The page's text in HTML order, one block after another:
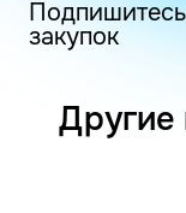
закупок
Другие